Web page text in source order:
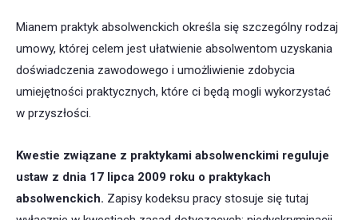
Mianem praktyk absolwenckich określa się szczególny rodzaj
umowy, której celem jest ułatwienie absolwentom uzyskania
doświadczenia zawodowego i umożliwienie zdobycia
umiejętności praktycznych, które ci będą mogli wykorzystać
w przyszłości.
Kwestie związane z praktykami absolwenckimi reguluje
ustaw z dnia 17 lipca 2009 roku o praktykach
absolwenckich. Zapisy kodeksu pracy stosuje się tutaj